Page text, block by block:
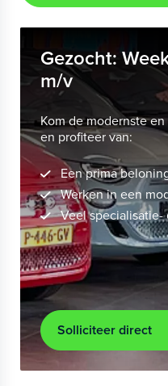
Gezocht:
m/v
Kom de modernste
en profiteer van:
Een prima
Werken in een
Veel
Solliciteer direct